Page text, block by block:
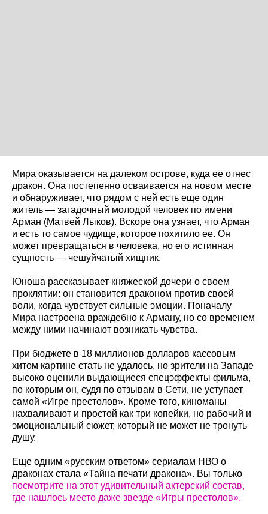
Мира оказывается на далеком острове, куда ее отнес
дракон. Она постепенно осваивается на новом месте
и обнаруживает, что рядом с ней есть еще один
житель — загадочный молодой человек по имени
Арман (Матвей Лыков). Вскоре она узнает, что Арман
и есть то самое чудище, которое похитило ее. Он
может превращаться в человека, но его истинная
сущность — чешуйчатый хищник.
Юноша рассказывает княжеской дочери о своем
проклятии: он становится драконом против своей
воли, когда чувствует сильные эмоции. Поначалу
Мира настроена враждебно к Арману, но со временем
между ними начинают возникать чувства.
При бюджете в 18 миллионов долларов кассовым
хитом картине стать не удалось, но зрители на Западе
высоко оценили выдающиеся спецэффекты фильма,
по которым он, судя по отзывам в Сети, не уступает
самой «Игре престолов». Кроме того, киноманы
нахваливают и простой как три копейки, но рабочий и
эмоциональный сюжет, который не может не тронуть
душу.
Еще одним «русским ответом» сериалам НВО о
драконах стала «Тайна печати дракона». Вы только
посмотрите на этот удивительный актерский состав,
где нашлось место даже звезде «Игры престолов».